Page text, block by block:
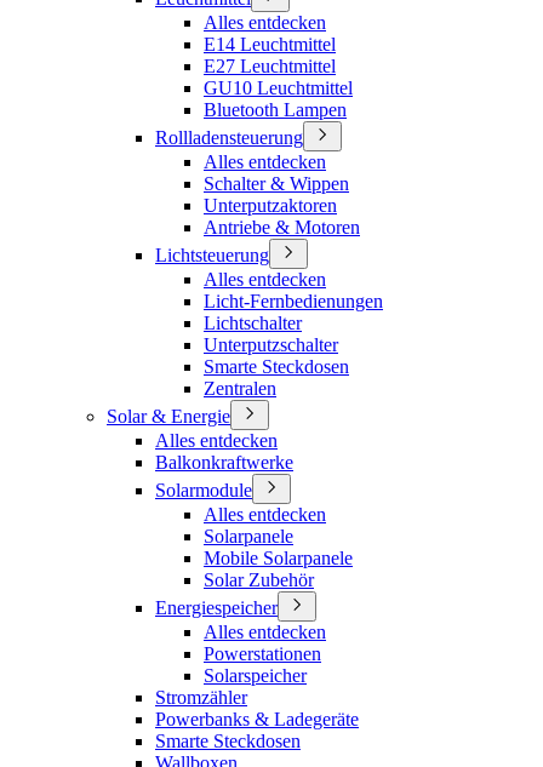
Alles entdecken
E14 Leuchtmittel
E27 Leuchtmittel
GU10 Leuchtmittel
Bluetooth Lampen
Rollladensteuerung
Alles entdecken
Schalter & Wippen
Unterputzaktoren
Antriebe & Motoren
Lichtsteuerung
Alles entdecken
Licht-Fernbedienungen
Lichtschalter
Unterputzschalter
Smarte Steckdosen
Zentralen
Solar & Energie
Alles entdecken
Balkonkraftwerke
Solarmodule
Alles entdecken
Solarpanele
Mobile Solarpanele
Solar Zubehör
Energiespeicher
Alles entdecken
Powerstationen
Solarspeicher
Stromzähler
Powerbanks & Ladegeräte
Smarte Steckdosen
Wallboxen